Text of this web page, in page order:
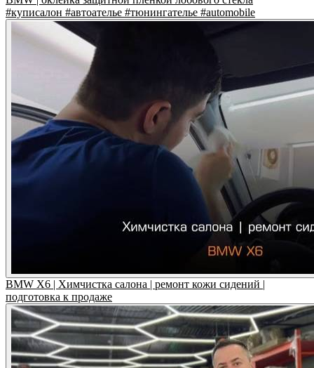
#куписалон #автоателье #тюнингателье #automobile
BMW X6 | Химчистка салона | ремонт кожи сидений |
подготовка к продаже